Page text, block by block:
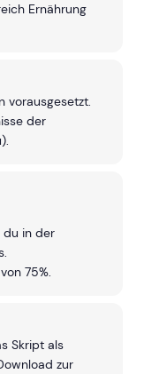
Ernährung
vorausgesetzt.
der
du in der
75%.
Skript als
zur